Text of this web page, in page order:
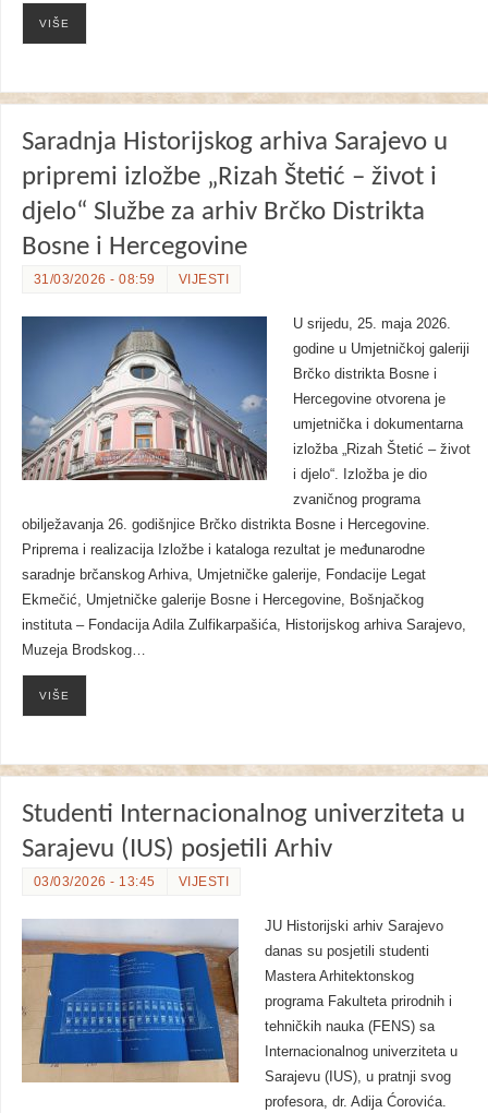
VIŠE
Saradnja Historijskog arhiva Sarajevo u
pripremi izložbe „Rizah Štetić – život i
djelo“ Službe za arhiv Brčko Distrikta
Bosne i Hercegovine
31/03/2026 - 08:59 VIJESTI
U srijedu, 25. maja 2026.
godine u Umjetničkoj galeriji
Brčko distrikta Bosne i
Hercegovine otvorena je
umjetnička i dokumentarna
izložba „Rizah Štetić – život
i djelo“. Izložba je dio
zvaničnog programa
obilježavanja 26. godišnjice Brčko distrikta Bosne i Hercegovine.
Priprema i realizacija Izložbe i kataloga rezultat je međunarodne
saradnje brčanskog Arhiva, Umjetničke galerije, Fondacije Legat
Ekmečić, Umjetničke galerije Bosne i Hercegovine, Bošnjačkog
instituta – Fondacija Adila Zulfikarpašića, Historijskog arhiva Sarajevo,
Muzeja Brodskog…
VIŠE
Studenti Internacionalnog univerziteta u
Sarajevu (IUS) posjetili Arhiv
03/03/2026 - 13:45 VIJESTI
JU Historijski arhiv Sarajevo
danas su posjetili studenti
Mastera Arhitektonskog
programa Fakulteta prirodnih i
tehničkih nauka (FENS) sa
Internacionalnog univerziteta u
Sarajevu (IUS), u pratnji svog
profesora, dr. Adija Ćorovića.